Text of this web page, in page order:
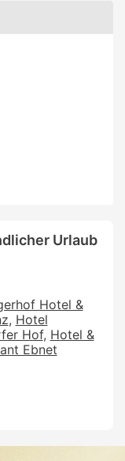
Urlaub
Hotel &
Hotel
Hof Hotel &
Ebnet